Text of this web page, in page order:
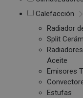
Calefacción
Radiador
Split
Aceite
Emisores
Estufas